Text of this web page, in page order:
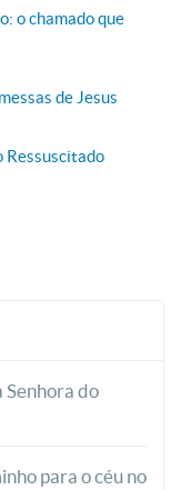
o chamado que
de Jesus
Ressuscitado
Senhora do
para o céu no